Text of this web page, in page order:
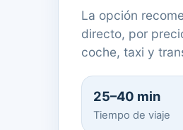
La opción
directo, por
coche, taxi y
25–40 min
Tiempo de viaje